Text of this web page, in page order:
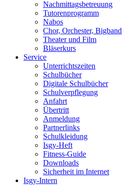
Nachmittagsbetreuung
Tutorenprogramm
Nabos
Chor, Orchester, Bigband
Theater und Film
Bläserkurs
Service
Unterrichtszeiten
Schulbücher
Digitale Schulbücher
Schulverpflegung
Anfahrt
Übertritt
Anmeldung
Partnerlinks
Schulkleidung
Isgy-Heft
Fitness-Guide
Downloads
Sicherheit im Internet
Isgy-Intern